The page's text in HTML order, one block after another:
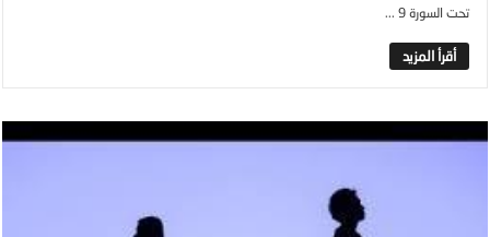
تحت السورة 9 ...
‎أقرأ المزيد